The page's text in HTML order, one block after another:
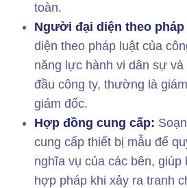
toàn.
Người đại diện theo pháp
diện theo pháp luật của
năng lực hành vi dân sự
đầu công ty, thường là
giám đốc.
Hợp đồng cung cấp:
cung cấp thiết bị mẫu để
nghĩa vụ của các bên, giúp
hợp pháp khi xảy ra tranh